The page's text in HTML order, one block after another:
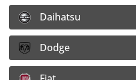
Daihatsu
Dodge
Dostupnosť:20+ ks na